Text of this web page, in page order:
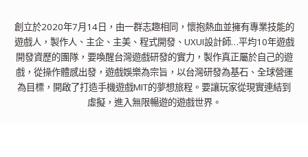
創立於2020年7月14日，由一群志趣相同，懷抱熱血並擁有專業技能的
遊戲人，製作人、主企、主美、程式開發、UXUI設計師…平均10年遊戲
開發資歷的團隊，要喚醒台灣遊戲研發的實力，製作真正屬於自己的遊
戲，從操作體感出發，遊戲娛樂為宗旨，以台灣研發為基石、全球營運
為目標，開啟了打造手機遊戲MIT的夢想旅程。要讓玩家從現實連結到
虛擬，進入無限暢遊的遊戲世界。